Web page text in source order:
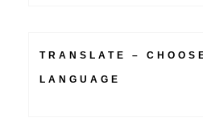
TRANSLATE –
LANGUAGE